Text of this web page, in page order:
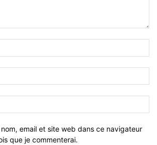
email et site web dans ce navigateur
que je commenterai.